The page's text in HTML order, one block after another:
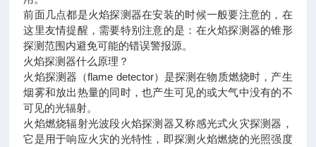
前面几点都是火焰探测器在安装的时候一般要注意的，在
这里友情提醒，需要特别注意的是：在火焰探测器的锥形
探测范围内避免可能的错误警报源。
火焰探测器什么原理？
火焰探测器（flame detector）是探测在物质燃烧时，产生
烟雾和放出热量的同时，也产生可见的或大气中没有的不
可见的光辐射。
火焰燃烧辐射光波段火焰探测器又称感光式火灾探测器，
它是用于响应火灾的光特性，即探测火焰燃烧的光照强度